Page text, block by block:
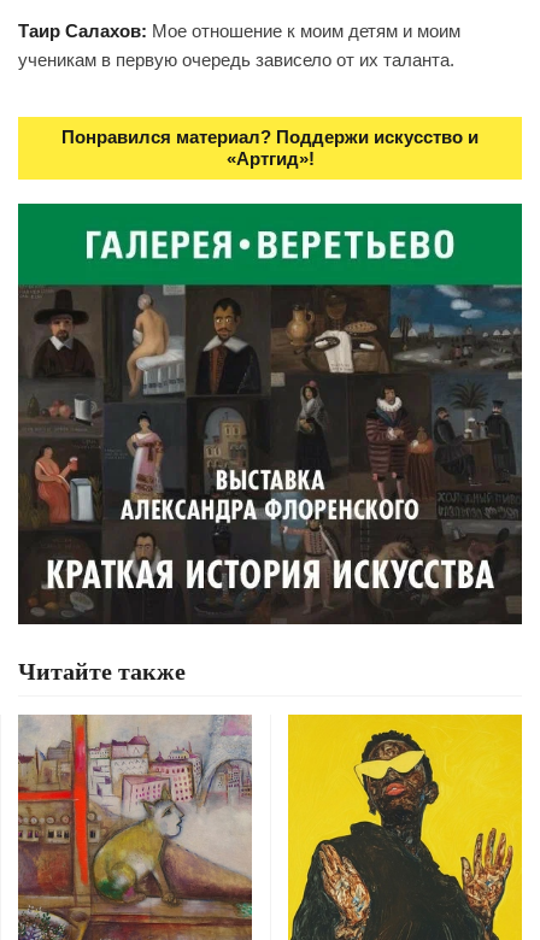
Таир Салахов: Мое отношение к моим детям и моим
ученикам в первую очередь зависело от их таланта.
Понравился материал? Поддержи искусство и
«Артгид»!
Читайте также